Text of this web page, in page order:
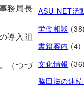
務局長
導入阻
（つづ
ASU-NET活
労働相談 (38)
書籍案内 (4)
文化情報 (36)
脇田滋の連